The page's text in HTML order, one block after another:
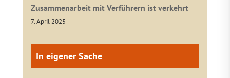
Zusammenarbeit mit Verführern ist verkehrt
7. April 2025
In eigener Sache